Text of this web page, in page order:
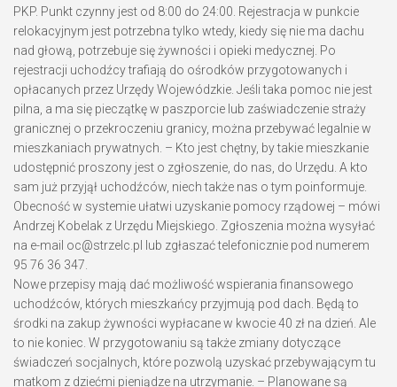
PKP. Punkt czynny jest od 8:00 do 24:00. Rejestracja w punkcie
relokacyjnym jest potrzebna tylko wtedy, kiedy się nie ma dachu
nad głową, potrzebuje się żywności i opieki medycznej. Po
rejestracji uchodźcy trafiają do ośrodków przygotowanych i
opłacanych przez Urzędy Wojewódzkie. Jeśli taka pomoc nie jest
pilna, a ma się pieczątkę w paszporcie lub zaświadczenie straży
granicznej o przekroczeniu granicy, można przebywać legalnie w
mieszkaniach prywatnych. – Kto jest chętny, by takie mieszkanie
udostępnić proszony jest o zgłoszenie, do nas, do Urzędu. A kto
sam już przyjął uchodźców, niech także nas o tym poinformuje.
Obecność w systemie ułatwi uzyskanie pomocy rządowej – mówi
Andrzej Kobelak z Urzędu Miejskiego. Zgłoszenia można wysyłać
na e-mail oc@strzelc.pl lub zgłaszać telefonicznie pod numerem
95 76 36 347.
Nowe przepisy mają dać możliwość wspierania finansowego
uchodźców, których mieszkańcy przyjmują pod dach. Będą to
środki na zakup żywności wypłacane w kwocie 40 zł na dzień. Ale
to nie koniec. W przygotowaniu są także zmiany dotyczące
świadczeń socjalnych, które pozwolą uzyskać przebywającym tu
matkom z dziećmi pieniądze na utrzymanie. – Planowane są